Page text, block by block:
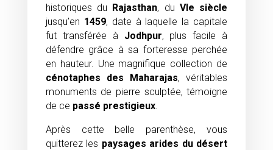
historiques du Rajasthan, du VIe siècle
jusqu’en 1459, date à laquelle la capitale
fut transférée à Jodhpur, plus facile à
défendre grâce à sa forteresse perchée
en hauteur. Une magnifique collection de
cénotaphes des Maharajas, véritables
monuments de pierre sculptée, témoigne
de ce passé prestigieux.
Après cette belle parenthèse, vous
quitterez les paysages arides du désert